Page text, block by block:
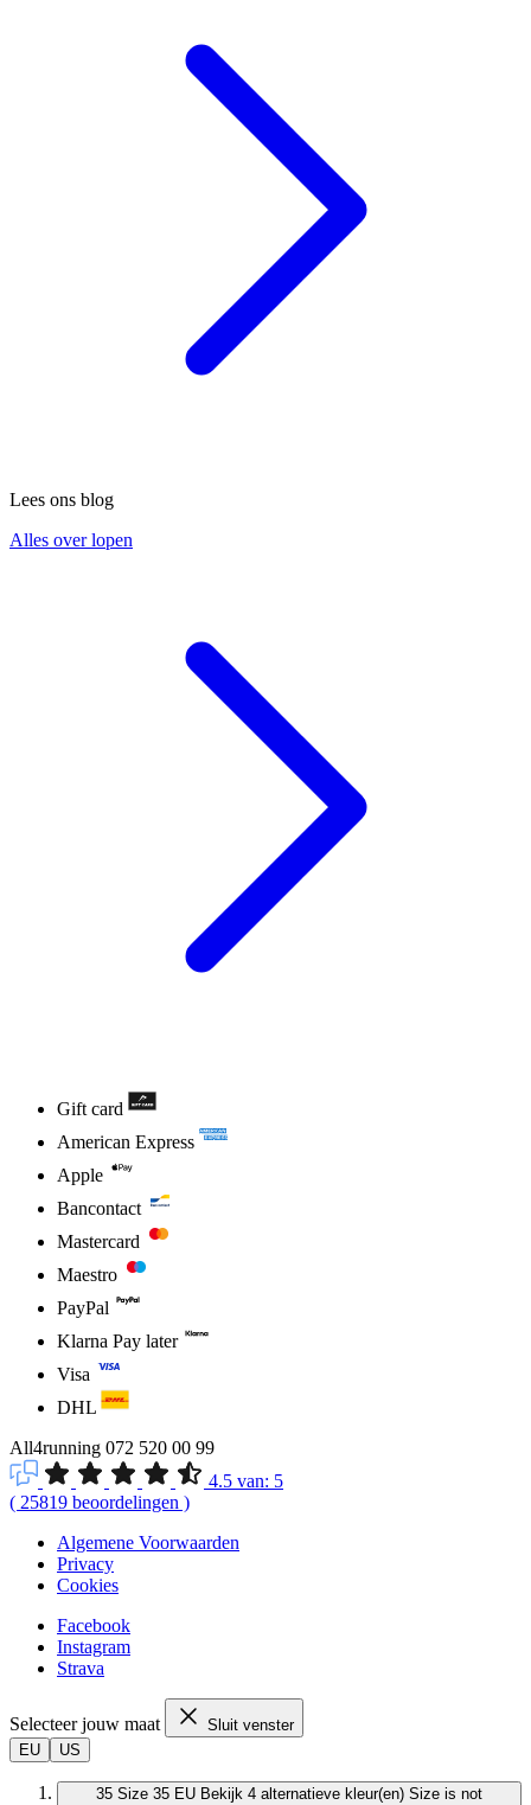
Lees ons blog
Alles over lopen
Gift card
American Express
Apple
Bancontact
Mastercard
Maestro
PayPal
Klarna Pay later
Visa
DHL
All4running 072 520 00 99
4.5 van: 5
( 25819 beoordelingen )
Algemene Voorwaarden
Privacy
Cookies
Facebook
Instagram
Strava
Selecteer jouw maat
Sluit venster
EU
US
35 Size 35 EU Bekijk 4 alternatieve kleur(en) Size is not